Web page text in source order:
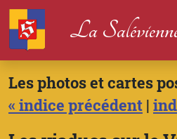
La
Les photos et cartes
« indice précédent |